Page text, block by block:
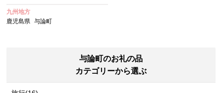
九州地方
鹿児島県
与論町
与論町のお礼の品
カテゴリーから選ぶ